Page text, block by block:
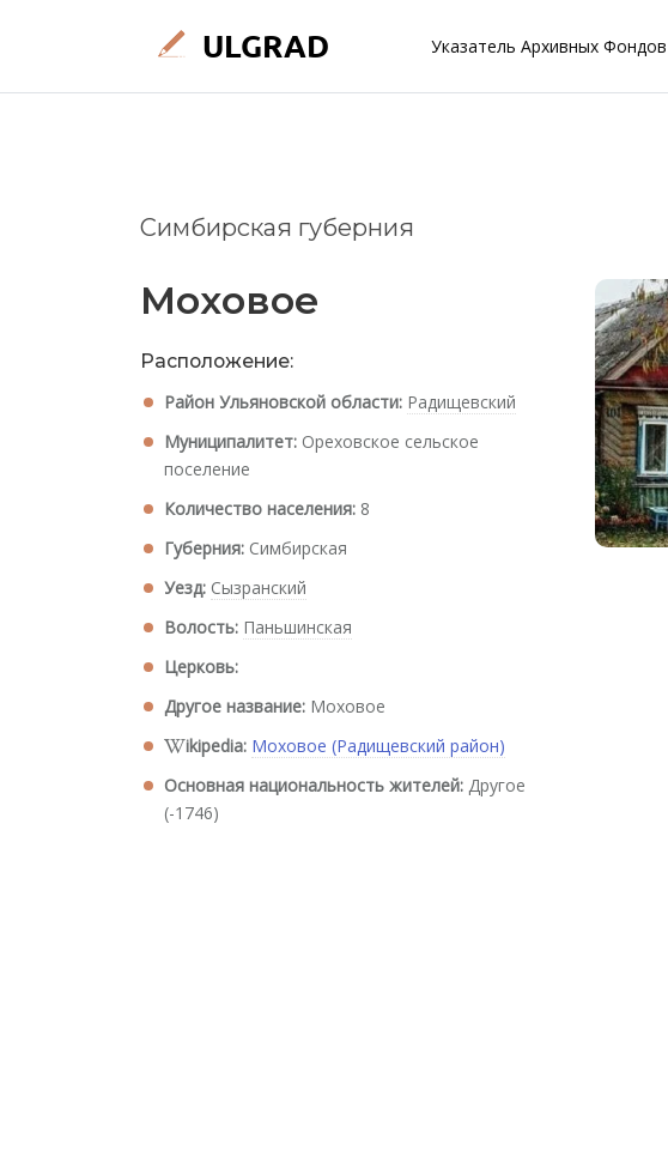
Указатель Архивных Фондов
Симбирская губерния
Моховое
Расположение:
Район Ульяновской области: Радищевский
Муниципалитет: Ореховское сельское
поселение
Количество населения: 8
Губерния: Симбирская
Уезд: Сызранский
Волость: Паньшинская
Церковь:
Другое название: Моховое
ikipedia: Моховое (Радищевский район)
Основная национальность жителей: Другое
(-1746)